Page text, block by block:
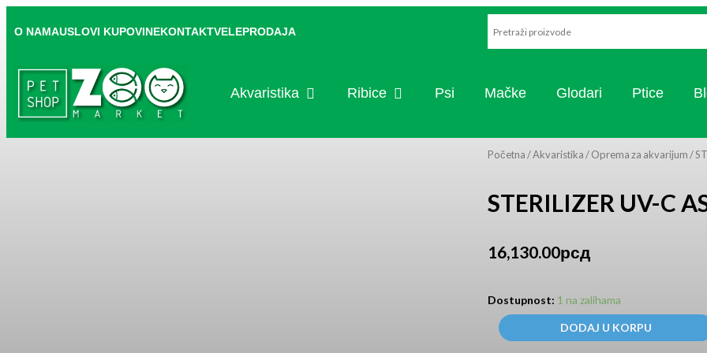
Pređi
naO NAMAUSLOVI KUPOVINEKONTAKTVELEPRODAJA
Akvaristika OPEN AKVARISTIKA
Ribice OPEN RIBICE
Psi Mačke Glodari Ptice
Početna/Akvaristika/Oprema za akvarijum/
STERILIZER UV-C
16,130.00рсд
Dostupnost: 1 na zalihama
UV-
DODAJ U KORPU